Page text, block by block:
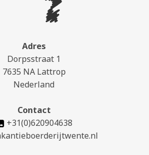
Adres
Dorpsstraat 1
7635 NA Lattrop
Nederland
Contact
+31(0)620904638